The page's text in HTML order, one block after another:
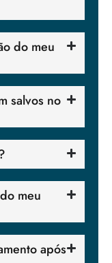
do meu
salvos no
meu
após